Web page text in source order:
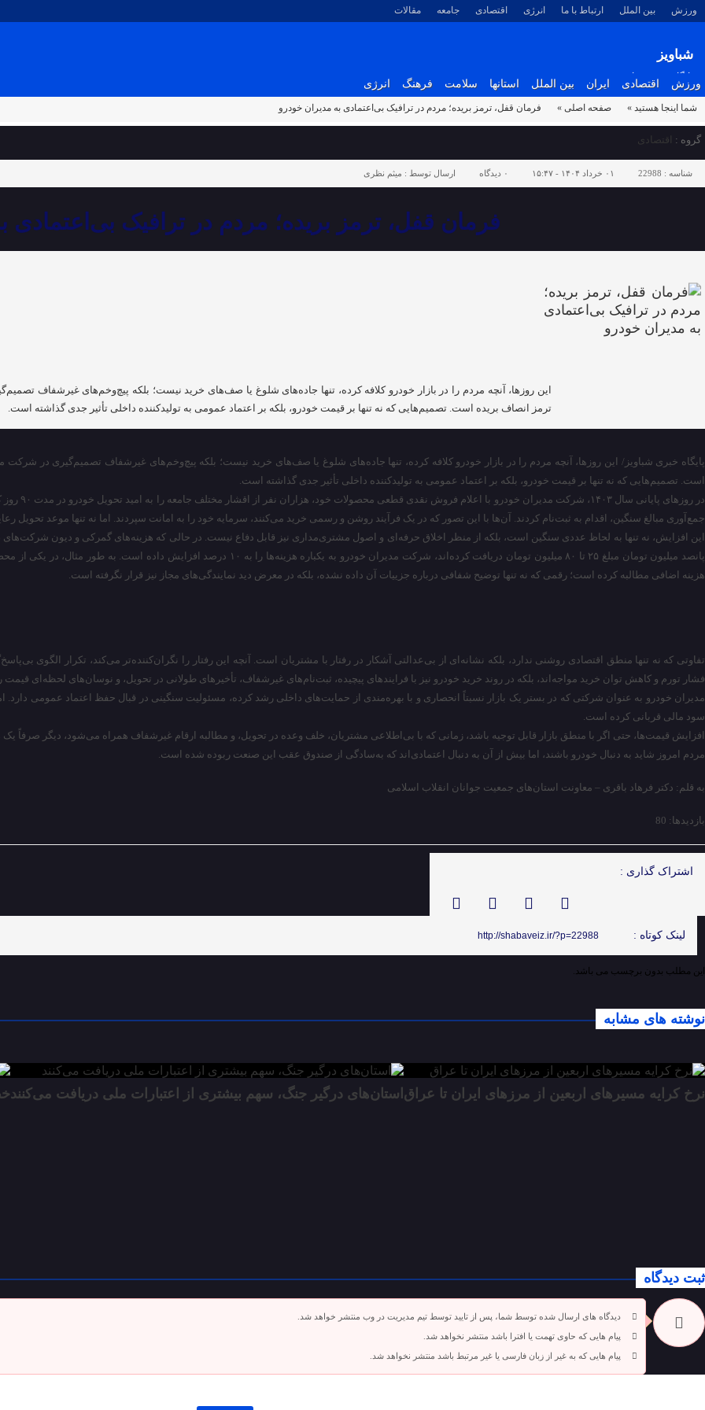
ورزش بین الملل ارتباط با ما انرژی اقتصادی جامعه مقالات
شباویز
پایگاه خبری شباویز
ورزش اقتصادی ایران بین الملل استانها سلامت فرهنگ انرژی
شما اینجا هستید » صفحه اصلی » فرمان قفل، ترمز بریده؛ مردم در ترافیک بی‌اعتمادی به مدیران خودرو
گروه : اقتصادی
شناسه : 22988 ۰۱ خرداد ۱۴۰۴ - ۱۵:۴۷ ۰ دیدگاه ارسال توسط : میثم نظری
فرمان قفل، ترمز بریده؛ مردم در ترافیک بی‌اعتمادی
این روزها، آنچه مردم را در بازار خودرو کلافه کرده، تنها جاده‌های شلوغ یا صف‌های خرید نیست؛ بلکه پیچ‌وخم‌های غیرشفاف
ترمز انصاف بریده است. تصمیم‌هایی که نه تنها بر قیمت خودرو، بلکه بر اعتماد عمومی به تولیدکننده داخلی تأثیر جدی گذاشته است.
پایگاه خبری شباویز/ این روزها، آنچه مردم را در بازار خودرو کلافه کرده، تنها جاده‌های شلوغ یا صف‌های خرید نیست؛ بلکه پیچ‌وخم‌های غیرشفاف تصمیم‌گیری در
است. تصمیم‌هایی که نه تنها بر قیمت خودرو، بلکه بر اعتماد عمومی به تولیدکننده داخلی تأثیر جدی گذاشته است.
در روزهای
جمع‌آوری مبالغ سنگین، اقدام به ثبت‌نام کردند. آن‌ها با این تصور که در یک فرآیند روشن و رسمی خرید می‌کنند، سرمایه خود را به امانت سپردند. اما نه تنها موعد تحویل
هزینه اضافی مطالبه کرده است؛ رقمی که نه تنها توضیح شفافی درباره جزییات آن داده نشده، بلکه در معرض دید نمایندگی‌های مجاز نیز قرار نگرفته است.
تفاوتی که نه تنها منطق اقتصادی روشنی ندارد، بلکه نشانه‌ای از بی‌عدالتی آشکار در رفتار با مشتریان است. آنچه این رفتار را نگران‌کننده‌تر می‌کند، تکرار الگوی
فشار تورم و کاهش توان خرید مواجه‌اند، بلکه در روند خرید خودرو نیز با فرایندهای پیچیده، ثبت‌نام‌های غیرشفاف، تأخیرهای طولانی در تحویل، و نوسان‌های لحظه‌ای قیمت
مدیران خودرو به عنوان شرکتی که در بستر یک بازار نسبتاً انحصاری و با بهره‌مندی از حمایت‌های داخلی رشد کرده، مسئولیت سنگینی در قبال حفظ اعتماد عمومی
سود مالی قربانی کرده است.
افزایش قیمت‌ها، حتی اگر با منطق بازار قابل توجیه باشد، زمانی که با بی‌اطلاعی مشتریان، خلف وعده در تحویل، و مطالبه ارقام غیرشفاف همراه می‌شود، دیگر
مردم امروز شاید به دنبال خودرو باشند، اما بیش از آن به دنبال اعتمادی‌اند که به‌سادگی از صندوق عقب این صنعت ربوده شده است.
به قلم: دکتر فرهاد باقری – معاونت استان‌های جمعیت جوانان انقلاب اسلامی
بازدیدها: 80
اشتراک گذاری :
لینک کوتاه : http://shabaveiz.ir/?p=22988
این مطلب بدون برچسب می باشد.
نوشته های مشابه
نرخ کرایه مسیرهای اربعین از مرزهای ایران تا عراق استان‌های درگیر جنگ، سهم بیشتری از اعتبارات ملی دریافت می‌کنند
ثبت دیدگاه
دیدگاه های ارسال شده توسط شما، پس از تایید توسط تیم مدیریت در وب منتشر خواهد شد.
پیام هایی که حاوی تهمت یا افترا باشد منتشر نخواهد شد.
پیام هایی که به غیر از زبان فارسی یا غیر مرتبط باشد منتشر نخواهد شد.